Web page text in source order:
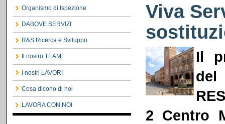
Organismo di Ispezione
DABOVE SERVIZI
R&S Ricerca e Sviluppo
Il nostro TEAM
I nostri LAVORI
Cosa dicono di noi
LAVORA CON NOI
Viva
Il
del
2 Centro